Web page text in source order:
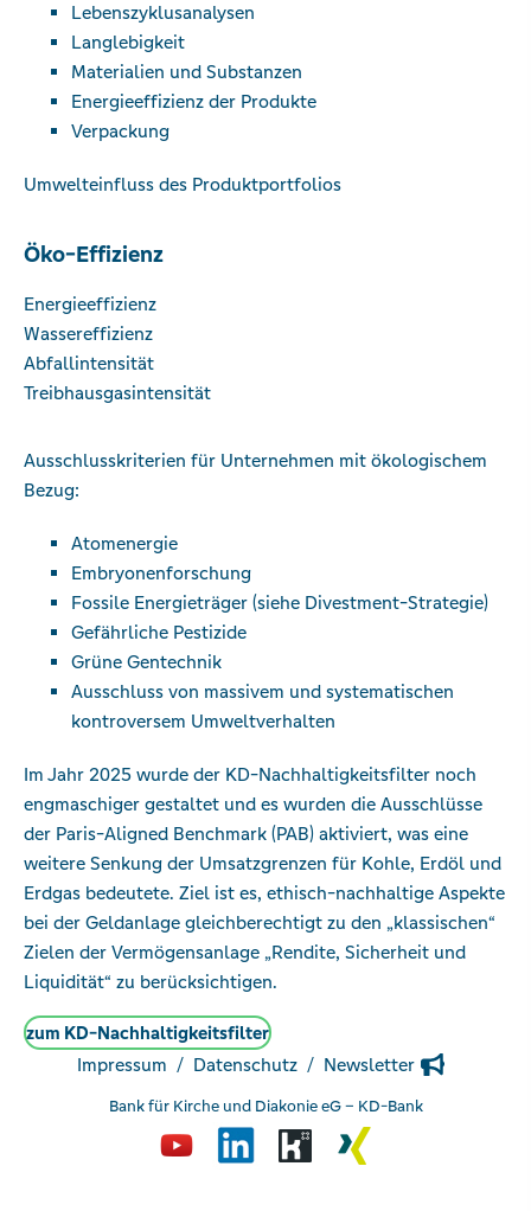
Lebenszyklusanalysen
Langlebigkeit
Materialien und Substanzen
Energieeffizienz der Produkte
Verpackung
Umwelteinfluss des Produktportfolios
Öko-Effizienz
Energieeffizienz
Wassereffizienz
Abfallintensität
Treibhausgasintensität
Ausschlusskriterien für Unternehmen mit ökologischem
Bezug:
Atomenergie
Embryonenforschung
Fossile Energieträger (siehe Divestment-Strategie)
Gefährliche Pestizide
Grüne Gentechnik
Ausschluss von massivem und systematischen
kontroversem Umweltverhalten
Im Jahr 2025 wurde der KD-Nachhaltigkeitsfilter noch
engmaschiger gestaltet und es wurden die Ausschlüsse
der Paris-Aligned Benchmark (PAB) aktiviert, was eine
weitere Senkung der Umsatzgrenzen für Kohle, Erdöl und
Erdgas bedeutete. Ziel ist es, ethisch-nachhaltige Aspekte
bei der Geldanlage gleichberechtigt zu den „klassischen“
Zielen der Vermögensanlage „Rendite, Sicherheit und
Liquidität“ zu berücksichtigen.
zum KD-Nachhaltigkeitsfilter
Impressum
Datenschutz Newsletter
Bank für Kirche und Diakonie eG – KD-Bank